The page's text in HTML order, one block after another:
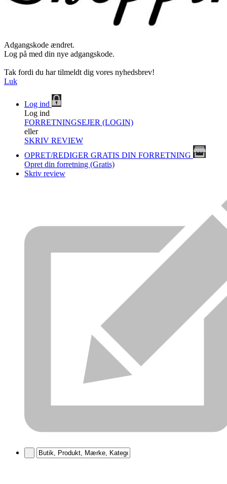
Adgangskode ændret.
Log på med din nye adgangskode.
Tak fordi du har tilmeldt dig vores nyhedsbrev!
Luk
Log ind
Log ind
FORRETNINGSEJER (LOGIN)
eller
SKRIV REVIEW
OPRET/REDIGER GRATIS DIN FORRETNING
Opret din forretning (Gratis)
Skriv review